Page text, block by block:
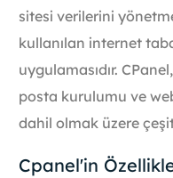
sitesi verilerini
kullanılan internet
uygulamasıdır.
posta kurulumu ve
dahil olmak üzere
Cpanel'in